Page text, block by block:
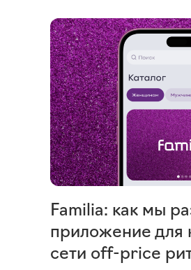
Familia: как мы
приложение для
сети off-price